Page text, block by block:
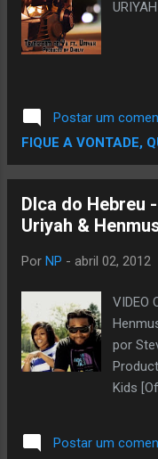
Postar um
FIQUE A VONTADE,
DIca do Hebreu
Uriyah &
Por NP - abril 02, 2012
VIDEO
por
Kids
Postar um